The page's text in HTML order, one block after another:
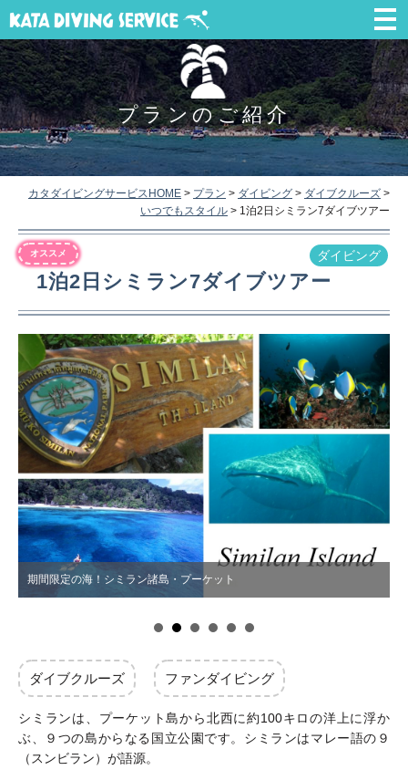
プランのご紹介
カタダイビングサービスHOME > プラン > ダイビング > ダイブクルーズ >
いつでもスタイル > 1泊2日シミラン7ダイブツアー
オススメ
1泊2日シミラン7ダイブツアー
ダイビング
期間限定の海！シミラン諸島・プーケット
ダイブクルーズ ファンダイビング
シミランは、プーケット島から北西に約100キロの洋上に浮か
ぶ、９つの島からなる国立公園です。シミランはマレー語の９
（スンビラン）が語源。